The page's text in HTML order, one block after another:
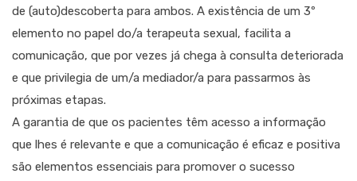
de (auto)descoberta para ambos. A existência de um 3º
elemento no papel do/a terapeuta sexual, facilita a
comunicação, que por vezes já chega à consulta deteriorada
e que privilegia de um/a mediador/a para passarmos às
próximas etapas.
A garantia de que os pacientes têm acesso a informação
que lhes é relevante e que a comunicação é eficaz e positiva
são elementos essenciais para promover o sucesso